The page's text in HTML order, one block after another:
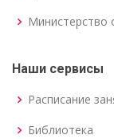
Министерство
Наши сервисы
Расписание
Библиотека